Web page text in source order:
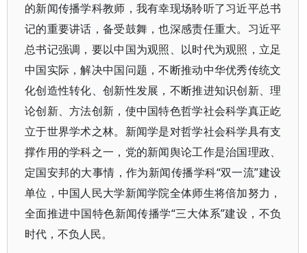
的新闻传播学科教师，我有幸现场聆听了习近平总书
记的重要讲话，备受鼓舞，也深感责任重大。习近平
总书记强调，要以中国为观照、以时代为观照，立足
中国实际，解决中国问题，不断推动中华优秀传统文
化创造性转化、创新性发展，不断推进知识创新、理
论创新、方法创新，使中国特色哲学社会科学真正屹
立于世界学术之林。新闻学是对哲学社会科学具有支
撑作用的学科之一，党的新闻舆论工作是治国理政、
定国安邦的大事情，作为新闻传播学科“双一流”建设
单位，中国人民大学新闻学院全体师生将倍加努力，
全面推进中国特色新闻传播学“三大体系”建设，不负
时代，不负人民。